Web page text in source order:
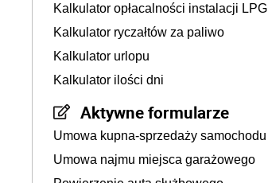
Kalkulator opłacalności instalacji LPG
Kalkulator ryczałtów za paliwo
Kalkulator urlopu
Kalkulator ilości dni
Aktywne formularze
Umowa kupna-sprzedaży samochodu
Umowa najmu miejsca garażowego